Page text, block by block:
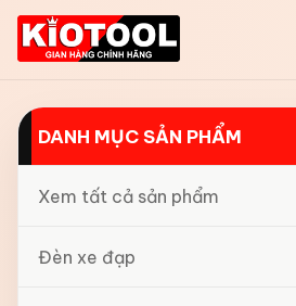
DANH MỤC SẢN PHẨM
Xem tất cả sản phẩm
Đèn xe đạp